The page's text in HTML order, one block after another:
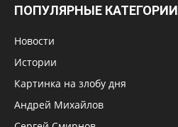
ПОПУЛЯРНЫЕ КАТЕГОРИИ
Новости
Истории
Картинка на злобу дня
Андрей Михайлов